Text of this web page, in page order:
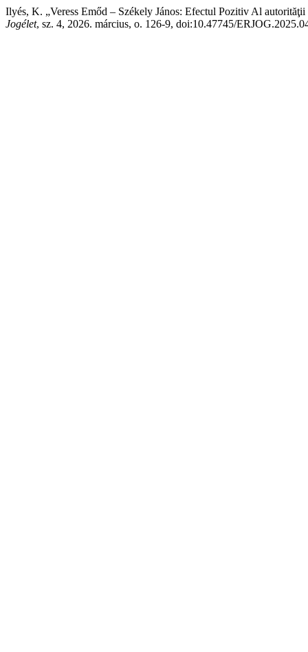
Ilyés, K. „Veress Emőd – Székely János: Efectul Pozitiv Al
Jogélet, sz. 4, 2026. március, o. 126-9, doi:10.47745/